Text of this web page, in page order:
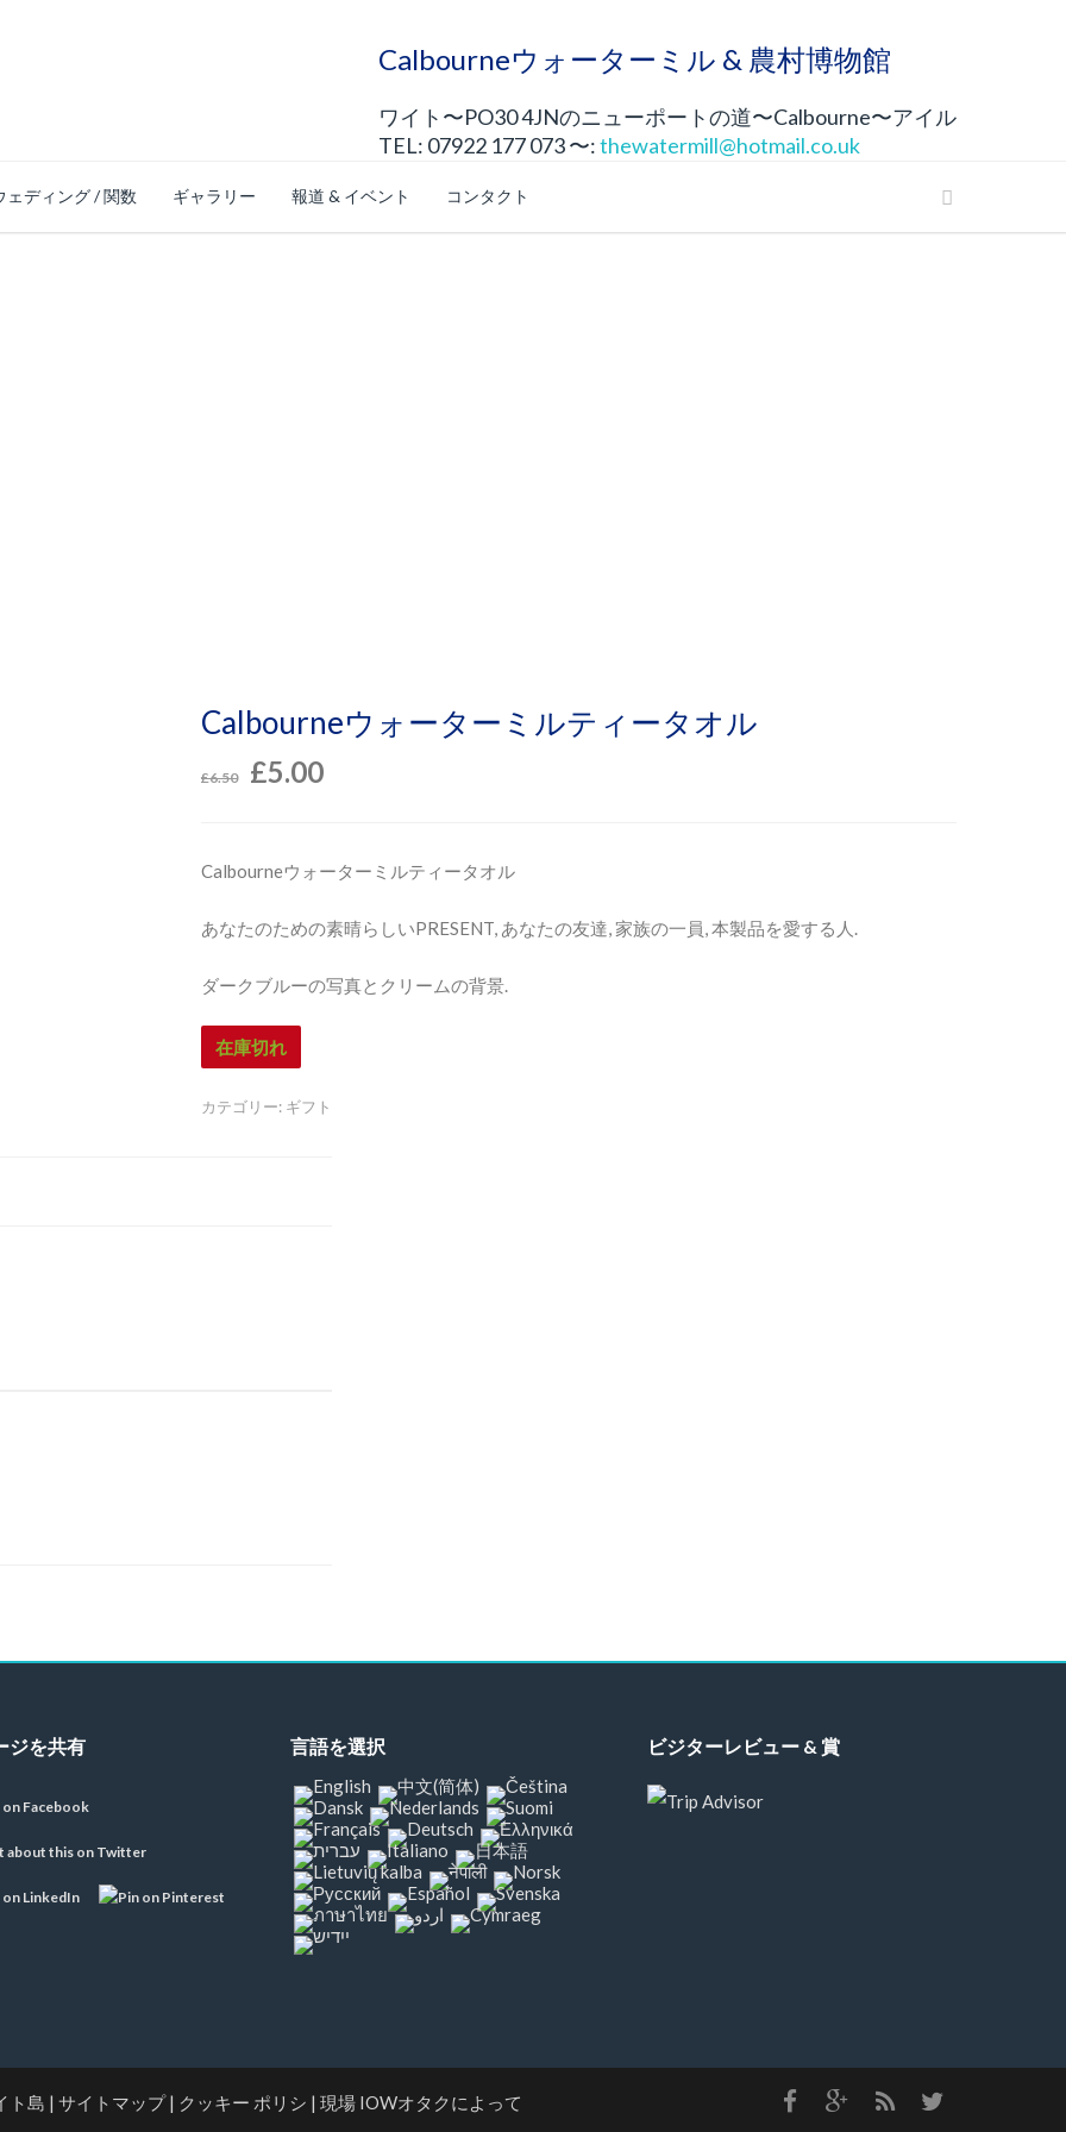
Calbourneウォーターミル & 農村博物館
ワイト〜PO30 4JNのニューポートの道〜Calbourne〜アイル
TEL: 07922 177 073 〜:thewatermill@hotmail.co.uk
ェディング / 関数 ギャラリー 報道 & イベント コンタクト
Calbourneウォーターミルティータオル
£6.50 £5.00
Calbourneウォーターミルティータオル
あなたのための素晴らしいPRESENT, あなたの友達, 家族の一員, 本製品を愛する人.
ダークブルーの写真とクリームの背景.
在庫切れ
カテゴリー: ギフト
ジを共有 言語を選択 ビジターレビュー & 賞
ト島 | サイトマップ| クッキー ポリシ | 現場 IOWオタクによって